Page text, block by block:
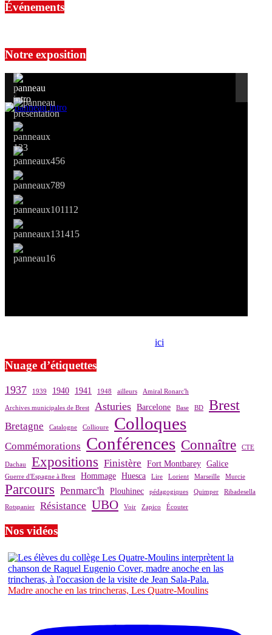
Événements
Notre exposition
ici
Nuage d’étiquettes
1937 1939 1940 1941 1948 ailleurs Amiral Ronarc'h
Archives municipales de Brest Asturies Barcelone Base BD Brest
Bretagne Catalogne Collioure Colloques
Commémorations Conférences Connaître CTE
Dachau Expositions Finistère Fort Montbarey Galice
Guerre d'Espagne à Brest Hommage Huesca Lire Lorient Marseille Murcie
Parcours Penmarc'h Plouhinec pédagogiques Quimper Ribadesella
Rotspanier Résistance UBO Voir Zapico Écouter
Nos vidéos
Madre anoche en las trincheras, Les Quatre-Moulins